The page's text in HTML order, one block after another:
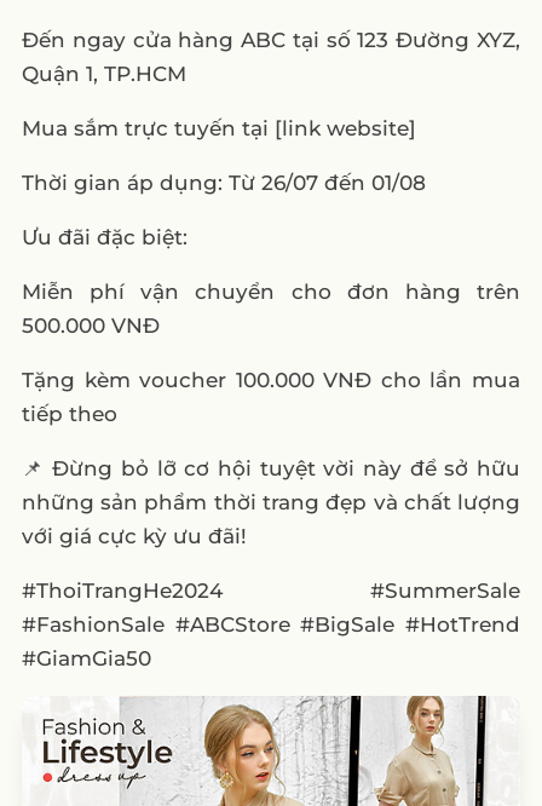
Đến ngay cửa hàng ABC tại số 123 Đường XYZ,
Quận 1, TP.HCM
Mua sắm trực tuyến tại [link website]
Thời gian áp dụng: Từ 26/07 đến 01/08
Ưu đãi đặc biệt:
Miễn phí vận chuyển cho đơn hàng trên
500.000 VNĐ
Tặng kèm voucher 100.000 VNĐ cho lần mua
tiếp theo
📌 Đừng bỏ lỡ cơ hội tuyệt vời này để sở hữu
những sản phẩm thời trang đẹp và chất lượng
với giá cực kỳ ưu đãi!
#ThoiTrangHe2024 #SummerSale
#FashionSale #ABCStore #BigSale #HotTrend
#GiamGia50